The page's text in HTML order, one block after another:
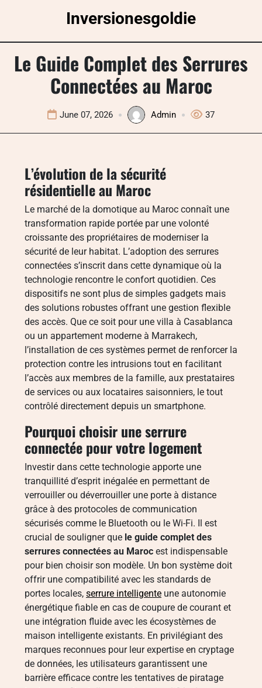
Inversionesgoldie
Le Guide Complet des Serrures
Connectées au Maroc
June 07, 2026 Admin 37
L’évolution de la sécurité
résidentielle au Maroc
Le marché de la domotique au Maroc connaît une
transformation rapide portée par une volonté
croissante des propriétaires de moderniser la
sécurité de leur habitat. L’adoption des serrures
connectées s’inscrit dans cette dynamique où la
technologie rencontre le confort quotidien. Ces
dispositifs ne sont plus de simples gadgets mais
des solutions robustes offrant une gestion flexible
des accès. Que ce soit pour une villa à Casablanca
ou un appartement moderne à Marrakech,
l’installation de ces systèmes permet de renforcer la
protection contre les intrusions tout en facilitant
l’accès aux membres de la famille, aux prestataires
de services ou aux locataires saisonniers, le tout
contrôlé directement depuis un smartphone.
Pourquoi choisir une serrure
connectée pour votre logement
Investir dans cette technologie apporte une
tranquillité d’esprit inégalée en permettant de
verrouiller ou déverrouiller une porte à distance
grâce à des protocoles de communication
sécurisés comme le Bluetooth ou le Wi-Fi. Il est
crucial de souligner que le guide complet des
serrures connectées au Maroc est indispensable
pour bien choisir son modèle. Un bon système doit
offrir une compatibilité avec les standards de
portes locales, serrure intelligente une autonomie
énergétique fiable en cas de coupure de courant et
une intégration fluide avec les écosystèmes de
maison intelligente existants. En privilégiant des
marques reconnues pour leur expertise en cryptage
de données, les utilisateurs garantissent une
barrière efficace contre les tentatives de piratage